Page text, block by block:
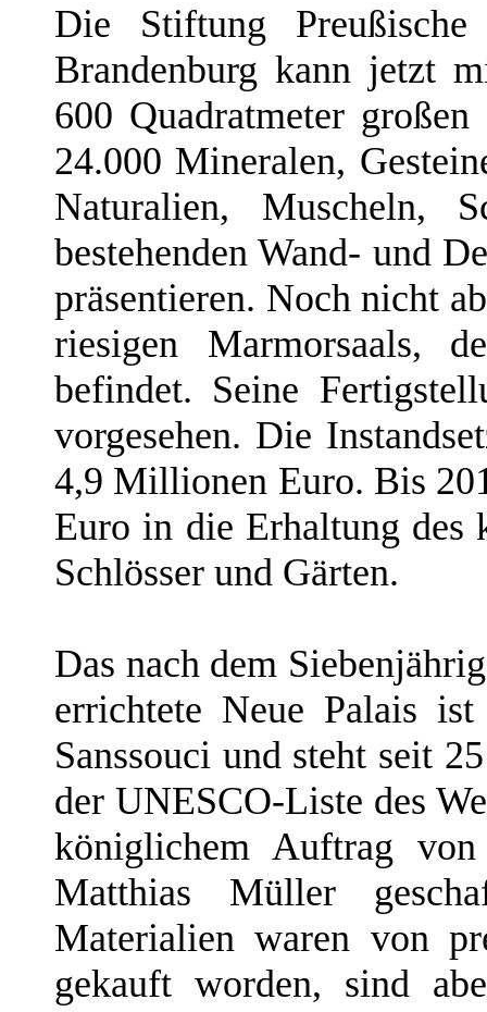
Die Stiftung
Brandenburg kann jetzt
600 Quadratmeter
24.000 Mineralen,
Naturalien, Muscheln,
bestehenden Wand- und
präsentieren. Noch nicht
riesigen Marmorsaals,
befindet. Seine
vorgesehen. Die
4,9 Millionen Euro. Bis
Euro in die Erhaltung des
Schlösser und Gärten.
Das nach dem
errichtete Neue Palais
Sanssouci und steht seit
der UNESCO-Liste des
königlichem Auftrag
Matthias Müller
Materialien waren von
gekauft worden, sind